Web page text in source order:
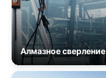
Алмазное сверление